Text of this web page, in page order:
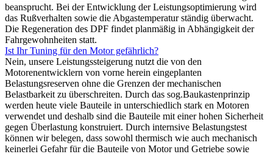
beansprucht. Bei der Entwicklung der Leistungsoptimierung wird
das Rußverhalten sowie die Abgastemperatur ständig überwacht.
Die Regeneration des DPF findet planmäßig in Abhängigkeit der
Fahrgewohnheiten statt.
Ist Ihr Tuning für den Motor gefährlich?
Nein, unsere Leistungssteigerung nutzt die von den
Motorenentwicklern von vorne herein eingeplanten
Belastungsreserven ohne die Grenzen der mechanischen
Belastbarkeit zu überschreiten. Durch das sog.Baukastenprinzip
werden heute viele Bauteile in unterschiedlich stark en Motoren
verwendet und deshalb sind die Bauteile mit einer hohen Sicherheit
gegen Überlastung konstruiert. Durch internsive Belastungstest
können wir belegen, dass sowohl thermisch wie auch mechanisch
keinerlei Gefahr für die Bauteile von Motor und Getriebe sowie